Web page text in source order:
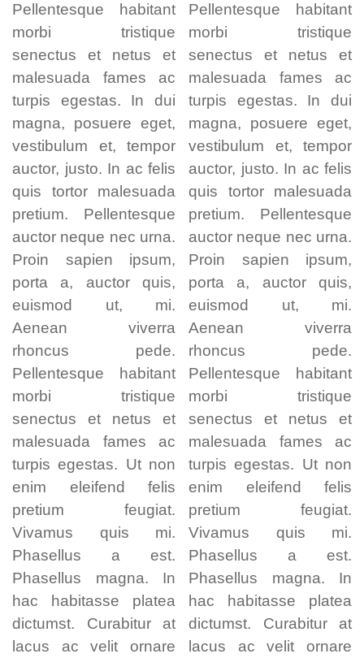
Pellentesque habitant
morbi tristique
senectus et netus et
malesuada fames ac
turpis egestas. In dui
magna, posuere eget,
vestibulum et, tempor
auctor, justo. In ac felis
quis tortor malesuada
pretium. Pellentesque
auctor neque nec urna.
Proin sapien ipsum,
porta a, auctor quis,
euismod ut, mi.
Aenean viverra
rhoncus pede.
Pellentesque habitant
morbi tristique
senectus et netus et
malesuada fames ac
turpis egestas. Ut non
enim eleifend felis
pretium feugiat.
Vivamus quis mi.
Phasellus a est.
Phasellus magna. In
hac habitasse platea
dictumst. Curabitur at
lacus ac velit ornare
Pellentesque habitant
morbi tristique
senectus et netus et
malesuada fames ac
turpis egestas. In dui
magna, posuere eget,
vestibulum et, tempor
auctor, justo. In ac felis
quis tortor malesuada
pretium. Pellentesque
auctor neque nec urna.
Proin sapien ipsum,
porta a, auctor quis,
euismod ut, mi.
Aenean viverra
rhoncus pede.
Pellentesque habitant
morbi tristique
senectus et netus et
malesuada fames ac
turpis egestas. Ut non
enim eleifend felis
pretium feugiat.
Vivamus quis mi.
Phasellus a est.
Phasellus magna. In
hac habitasse platea
dictumst. Curabitur at
lacus ac velit ornare